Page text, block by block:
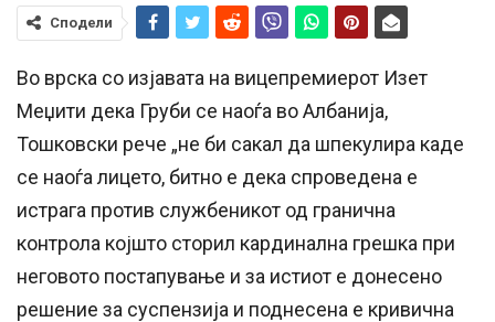
Сподели
Во врска со изјавата на вицепремиерот Изет
Меџити дека Груби се наоѓа во Албанија,
Тошковски рече „не би сакал да шпекулира каде
се наоѓа лицето, битно е дека спроведена е
истрага против службеникот од гранична
контрола којшто сторил кардинална грешка при
неговото постапување и за истиот е донесено
решение за суспензија и поднесена е кривична